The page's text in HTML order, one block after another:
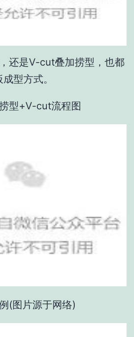
还是V-cut叠加捞型，也都
型方式。
型+V-cut流程图
(图片源于网络)